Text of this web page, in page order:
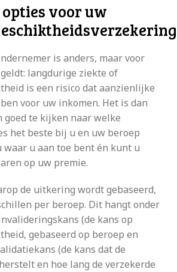
voor uw
is anders, maar voor
langdurige ziekte of
is een risico dat aanzienlijke
voor uw inkomen. Het is dan
goed te kijken naar welke
het beste bij u en uw beroep
waar u aan toe bent én kunt u
op uw premie.
de uitkering wordt gebaseerd,
per beroep. Dit hangt onder
(de kans op
gebaseerd op beroep en
(de kans dat de
en hoe lang de verzekerde